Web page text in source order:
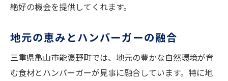
絶好の機会を提供してくれます。
地元の恵みとハンバーガーの融合
三重県亀山市能褒野町では、地元の豊かな自然環境が育
む食材とハンバーガーが見事に融合しています。特に地